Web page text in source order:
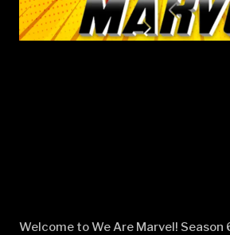
Welcome to We Are Marvel! Season